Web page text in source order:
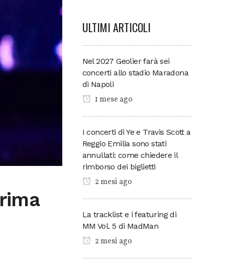
ULTIMI ARTICOLI
Nel 2027 Geolier farà sei
concerti allo stadio Maradona
di Napoli
1 mese ago
I concerti di Ye e Travis Scott a
Reggio Emilia sono stati
annullati: come chiedere il
rimborso dei biglietti
2 mesi ago
La tracklist e i featuring di
MM Vol. 5 di MadMan
2 mesi ago